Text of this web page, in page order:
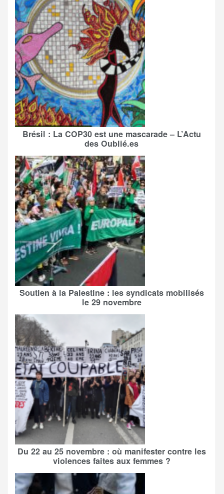
Brésil : La COP30 est une mascarade – L’Actu
des Oublié.es
Soutien à la Palestine : les syndicats mobilisés
le 29 novembre
Du 22 au 25 novembre : où manifester contre les
violences faites aux femmes ?